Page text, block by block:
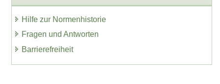
Hilfe zur Normenhistorie
Fragen und Antworten
Barrierefreiheit